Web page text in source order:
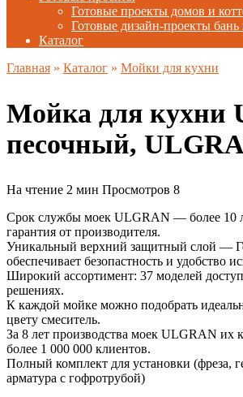
Готовые проекты домов и
Готовые дизайн-проекты бань
Каталог
Главная » Каталог » Мойки для кухни
Мойка для кухни
песочный,
На чтение 2 мин Просмотров 8
Срок службы моек ULGRAN — более 10
гарантия от производителя.
Уникальный верхний защитный слой —
обеспечивает безопастность и удобство
Широкий ассортимент: 37 моделей
решениях.
К каждой мойке можно подобрать
цвету смеситель.
За 8 лет производства моек ULGRAN их
более 1 000 000 клиентов.
Полный комплект для установки (фреза,
арматура с гофротрубой)